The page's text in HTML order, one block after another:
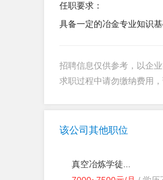
任职要求：
具备一定的冶金专业知识
招聘信息仅供参考，以企业
求职过程中请勿缴纳费用
该公司其他职位
真空冶炼学徒...